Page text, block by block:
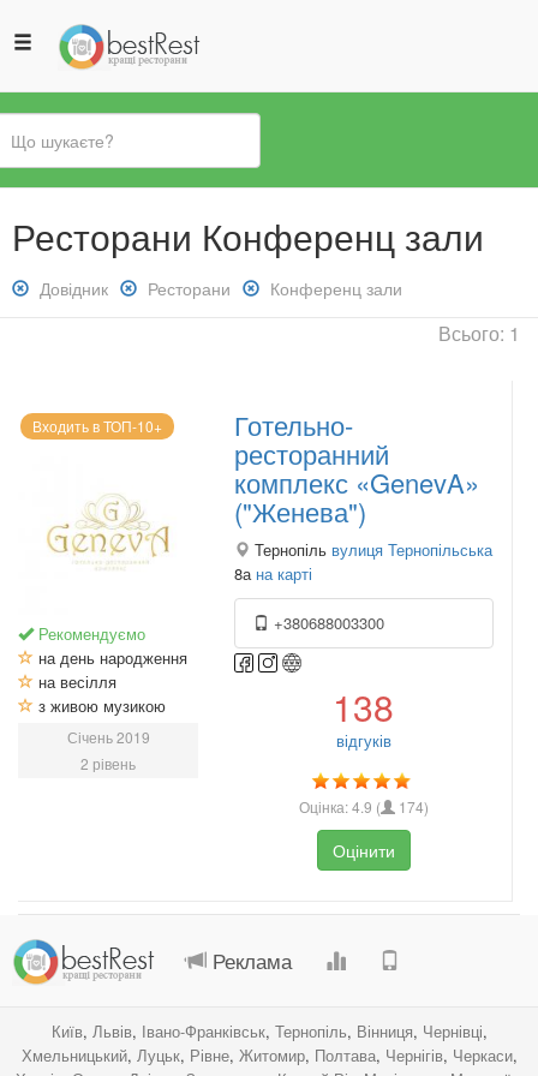
Ви
єРесторани Конференц зали
Зняти
фільтр:
Довідник
Зняти
фільтр:
Ресторани
Зняти
фільтр:
Конференц зали
Всього: 1
Входить в ТОП-10+
Рекомендуємо
на день народження
на весілля
з живою музикою
Січень 2019
2 рівень
Готельно-
ресторанний
комплекс «GenevA»
("Женева")
Тернопіль вулиця Тернопільська
8а на карті
+380688003300
138
відгуків
Оцінка:4.9 ( 174)
Оцінити
Реклама
Київ, Львів, Івано-Франківськ, Тернопіль, Вінниця, Чернівці,
Хмельницький, Луцьк, Рівне, Житомир, Полтава, Чернігів, Черкаси,